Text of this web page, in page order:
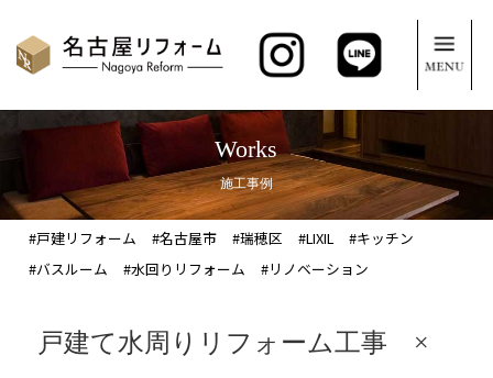
Works
施工事例
#戸建リフォーム #名古屋市 #瑞穂区 #LIXIL
#キッチン
#バスルーム
#水回りリフォーム #リノベーション
戸建て水周りリフォーム工事 ×